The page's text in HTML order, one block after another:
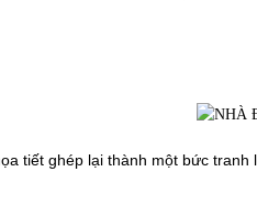
tiết ghép lại thành một bức